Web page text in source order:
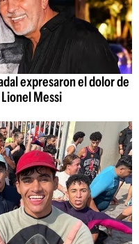
expresaron el dolor de
Messi